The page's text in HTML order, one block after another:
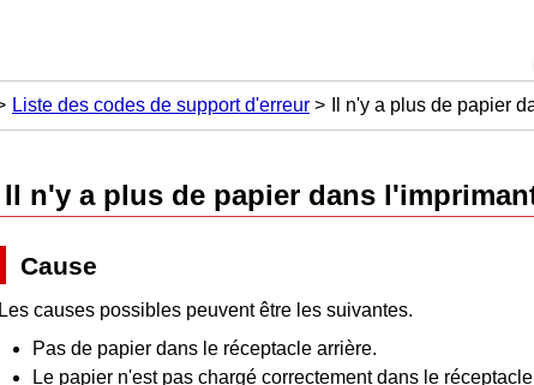
Liste des codes de support d'erreur Il n'y a plus de papier
Il n'y a plus de papier dans l'
Cause
Les causes possibles peuvent être les suivantes.
Pas de papier dans le réceptacle arrière.
Le papier n'est pas chargé correctement dans le